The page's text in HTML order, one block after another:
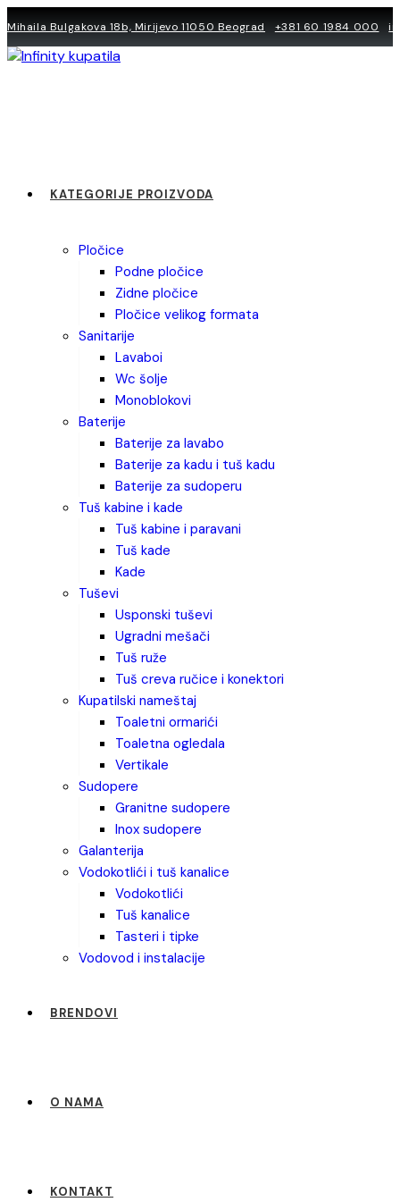
to
content
Mihaila Bulgakova 18b, Mirijevo 11050 Beograd +381 60 1984 000
KATEGORIJE PROIZVODA
pločice
podne pločice
zidne pločice
pločice velikog formata
sanitarije
lavaboi
wc šolje
monoblokovi
baterije
baterije za lavabo
baterije za kadu i tuš kadu
baterije za sudoperu
tuš kabine i kade
tuš kabine i paravani
tuš kade
kade
tuševi
usponski tuševi
ugradni mešači
tuš ruže
tuš creva ručice i konektori
kupatilski nameštaj
toaletni ormarići
toaletna ogledala
vertikale
sudopere
granitne sudopere
inox sudopere
galanterija
vodokotlići i tuš kanalice
vodokotlići
tuš kanalice
tasteri i tipke
vodovod i instalacije
BRENDOVI
O NAMA
KONTAKT